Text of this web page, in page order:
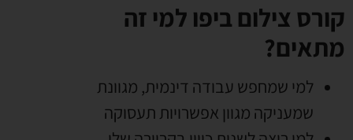
קורס צילום ביפו למי זה
מתאים?
למי שמחפש עבודה דינמית, מגוונת
שמעניקה מגוון אפשרויות תעסוקה